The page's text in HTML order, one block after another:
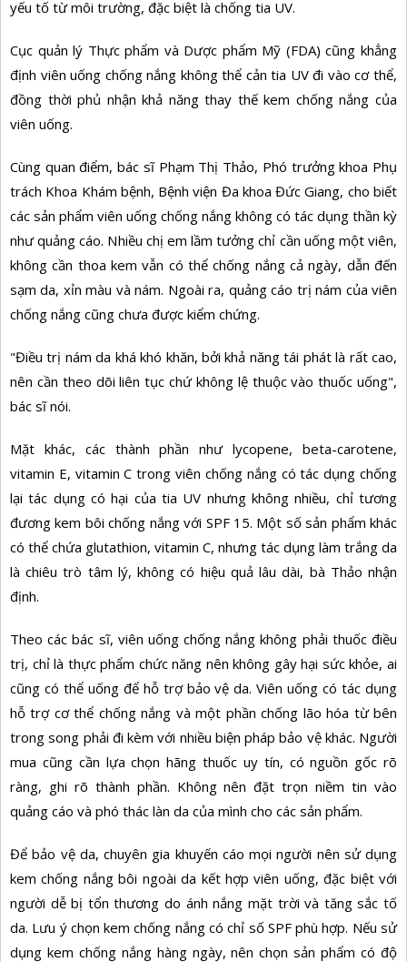
yếu tố từ môi trường, đặc biệt là chống tia UV.
Cục quản lý Thực phẩm và Dược phẩm Mỹ (FDA) cũng khẳng
định viên uống chống nắng không thể cản tia UV đi vào cơ thể,
đồng thời phủ nhận khả năng thay thế kem chống nắng của
viên uống.
Cùng quan điểm, bác sĩ Phạm Thị Thảo, Phó trưởng khoa Phụ
trách Khoa Khám bệnh, Bệnh viện Đa khoa Đức Giang, cho biết
các sản phẩm viên uống chống nắng không có tác dụng thần kỳ
như quảng cáo. Nhiều chị em lầm tưởng chỉ cần uống một viên,
không cần thoa kem vẫn có thể chống nắng cả ngày, dẫn đến
sạm da, xỉn màu và nám. Ngoài ra, quảng cáo trị nám của viên
chống nắng cũng chưa được kiểm chứng.
"Điều trị nám da khá khó khăn, bởi khả năng tái phát là rất cao,
nên cần theo dõi liên tục chứ không lệ thuộc vào thuốc uống",
bác sĩ nói.
Mặt khác, các thành phần như lycopene, beta-carotene,
vitamin E, vitamin C trong viên chống nắng có tác dụng chống
lại tác dụng có hại của tia UV nhưng không nhiều, chỉ tương
đương kem bôi chống nắng với SPF 15. Một số sản phẩm khác
có thể chứa glutathion, vitamin C, nhưng tác dụng làm trắng da
là chiêu trò tâm lý, không có hiệu quả lâu dài, bà Thảo nhận
định.
Theo các bác sĩ, viên uống chống nắng không phải thuốc điều
trị, chỉ là thực phẩm chức năng nên không gây hại sức khỏe, ai
cũng có thể uống để hỗ trợ bảo vệ da. Viên uống có tác dụng
hỗ trợ cơ thể chống nắng và một phần chống lão hóa từ bên
trong song phải đi kèm với nhiều biện pháp bảo vệ khác. Người
mua cũng cần lựa chọn hãng thuốc uy tín, có nguồn gốc rõ
ràng, ghi rõ thành phần. Không nên đặt trọn niềm tin vào
quảng cáo và phó thác làn da của mình cho các sản phẩm.
Để bảo vệ da, chuyên gia khuyến cáo mọi người nên sử dụng
kem chống nắng bôi ngoài da kết hợp viên uống, đặc biệt với
người dễ bị tổn thương do ánh nắng mặt trời và tăng sắc tố
da. Lưu ý chọn kem chống nắng có chỉ số SPF phù hợp. Nếu sử
dụng kem chống nắng hàng ngày, nên chọn sản phẩm có độ